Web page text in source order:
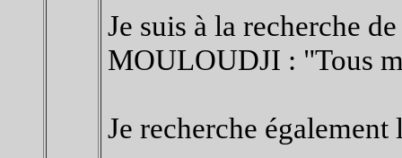
Je suis à la recherche
MOULOUDJI : "Tous
Je recherche